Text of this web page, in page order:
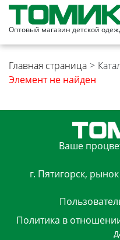
Оптовый магазин детской
Главная страница >
Элемент не найден
Ваше
г. Пятигорск,
Политика в